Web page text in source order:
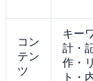
コン
テン
ツ
キー
計・
作・
ト・